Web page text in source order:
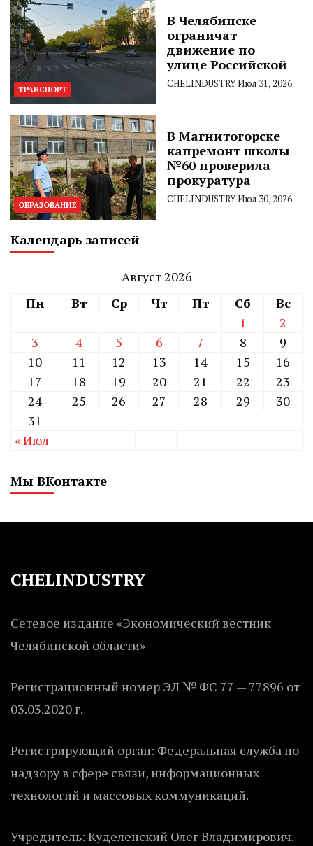
ТРАНСПОРТ
В Челябинске
ограничат
движение по
улице Российской
CHELINDUSTRYИюл 31, 2026
ОБРАЗОВАНИЕ
В Магнитогорске
капремонт школы
№60 проверила
прокуратура
CHELINDUSTRYИюл 30, 2026
Календарь записей
Август 2026
Пн
Вт Ср Чт Пт Сб
Вс
1
2
3
4 5 6 7 8
9
10
11 12 13 14 15
16
17
18 19 20 21 22
23
24
25 26 27 28 29
30
31
« Июл
Мы ВКонтакте
CHELINDUSTRY
Сетевое издание «Экономический вестник
Челябинской области»
Регистрационный номер ЭЛ № ФС 77 — 77896 от
03.03.2020 г.
Регистрирующий орган: Федеральная служба по
надзору в сфере связи, информационных
технологий и массовых коммуникаций.
Учредитель: Куделенский Олег Владимирович.